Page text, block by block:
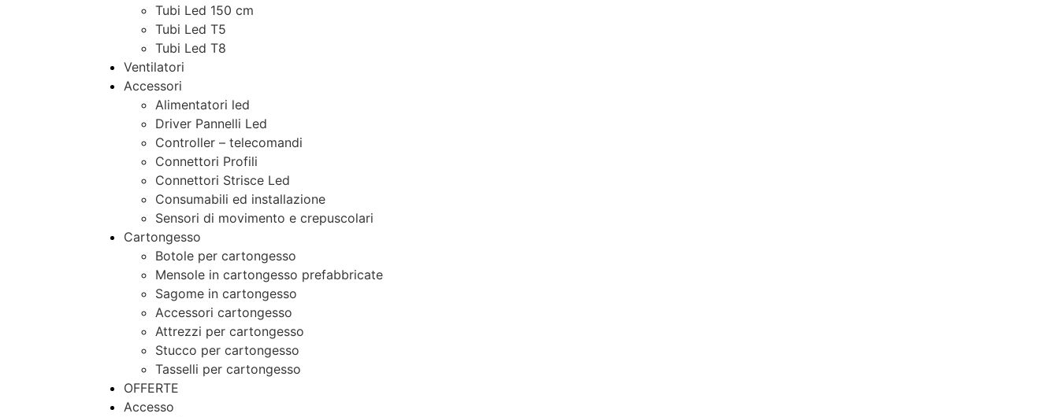
Tubi Led 150 cm
Tubi Led T5
Tubi Led T8
Ventilatori
Accessori
Alimentatori led
Driver Pannelli Led
Controller – telecomandi
Connettori Profili
Connettori Strisce Led
Consumabili ed installazione
Sensori di movimento e crepuscolari
Cartongesso
Botole per cartongesso
Mensole in cartongesso prefabbricate
Sagome in cartongesso
Accessori cartongesso
Attrezzi per cartongesso
Stucco per cartongesso
Tasselli per cartongesso
OFFERTE
Accesso